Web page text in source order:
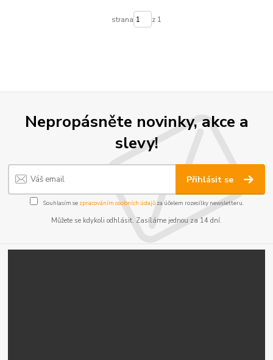
strana z 1
Nepropásněte novinky, akce a
slevy!
Přihlásit se
Souhlasím se zpracováním osobních údajůza účelem rozesílky newsletteru.
Můžete se kdykoli odhlásit. Zasíláme jednou za 14 dní.